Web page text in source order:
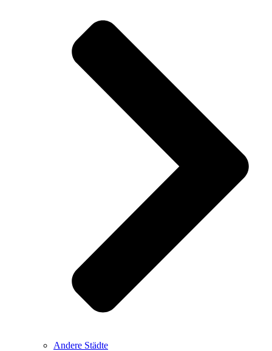
Andere Städte